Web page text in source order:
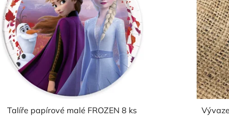
Talíře papírové malé FROZEN 8 ks